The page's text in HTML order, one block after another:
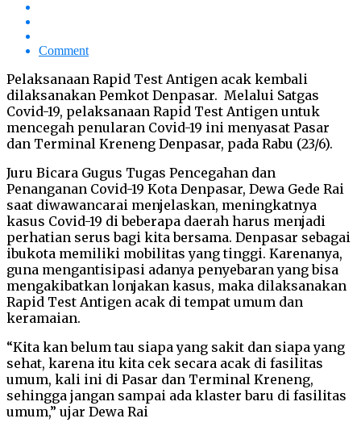
Comment
Pelaksanaan Rapid Test Antigen acak kembali
dilaksanakan Pemkot Denpasar. Melalui Satgas
Covid-19, pelaksanaan Rapid Test Antigen untuk
mencegah penularan Covid-19 ini menyasat Pasar
dan Terminal Kreneng Denpasar, pada Rabu (23/6).
Juru Bicara Gugus Tugas Pencegahan dan
Penanganan Covid-19 Kota Denpasar, Dewa Gede Rai
saat diwawancarai menjelaskan, meningkatnya
kasus Covid-19 di beberapa daerah harus menjadi
perhatian serus bagi kita bersama. Denpasar sebagai
ibukota memiliki mobilitas yang tinggi. Karenanya,
guna mengantisipasi adanya penyebaran yang bisa
mengakibatkan lonjakan kasus, maka dilaksanakan
Rapid Test Antigen acak di tempat umum dan
keramaian.
“Kita kan belum tau siapa yang sakit dan siapa yang
sehat, karena itu kita cek secara acak di fasilitas
umum, kali ini di Pasar dan Terminal Kreneng,
sehingga jangan sampai ada klaster baru di fasilitas
umum,” ujar Dewa Rai